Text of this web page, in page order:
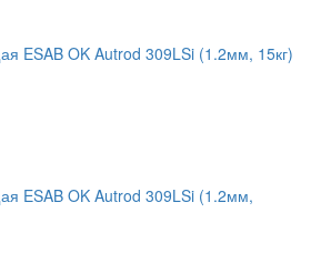
ESAB OK Autrod 309LSi (1.2мм, 15кг)
ESAB OK Autrod 309LSi (1.2мм,